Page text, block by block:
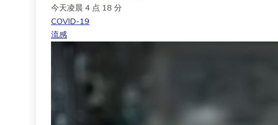
今天凌晨 4 点 18 分
COVID-19
流感